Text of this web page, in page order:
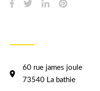
60 rue james joule
73540 La bathie